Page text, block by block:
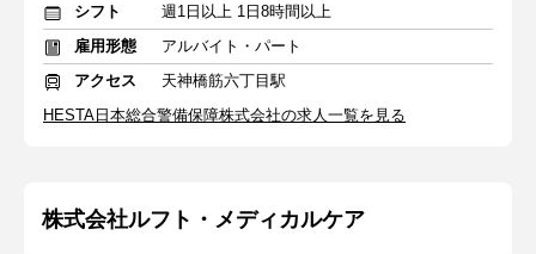
シフト
週1日以上 1日8時間以上
雇用形態
アルバイト・パート
アクセス
天神橋筋六丁目駅
HESTA日本総合警備保障株式会社の求人一覧を見る
株式会社ルフト・メディカルケア